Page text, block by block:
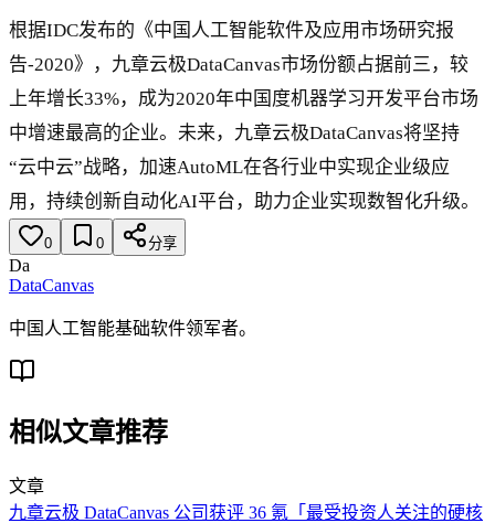
根据IDC发布的《中国人工智能软件及应用市场研究报
告-2020》，九章云极DataCanvas市场份额占据前三，较
上年增长33%，成为2020年中国度机器学习开发平台市场
中增速最高的企业。未来，九章云极DataCanvas将坚持
“云中云”战略，加速AutoML在各行业中实现企业级应
用，持续创新自动化AI平台，助力企业实现数智化升级。
0 0 分享
Da
DataCanvas
中国人工智能基础软件领军者。
相似文章推荐
文章
九章云极 DataCanvas 公司获评 36 氪「最受投资人关注的硬核